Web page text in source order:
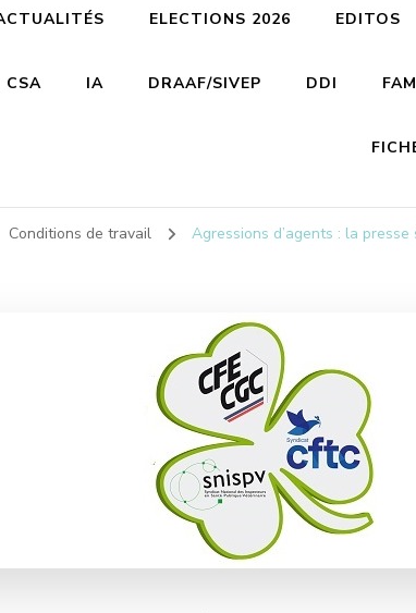
ELECTIONS 2026 EDITOS
CSA IA DRAAF/SIVEP DDI
Conditions de travail Agressions d’agents : la presse